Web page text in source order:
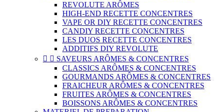
REVOLUTE ARÔMES
HIGH-END RECETTE CONCENTRES
VAPE OR DIY RECETTE CONCENTRES
CANDIY RECETTE CONCENTRES
LES DUOS RECETTE CONCENTRES
ADDITIFS DIY REVOLUTE
  SAVEURS ARÔMES & CONCENTRES
CLASSICS ARÔMES & CONCENTRES
GOURMANDS ARÔMES & CONCENTRES
FRAICHEUR ARÔMES & CONCENTRES
FRUITES ARÔMES & CONCENTRES
BOISSONS ARÔMES & CONCENTRES